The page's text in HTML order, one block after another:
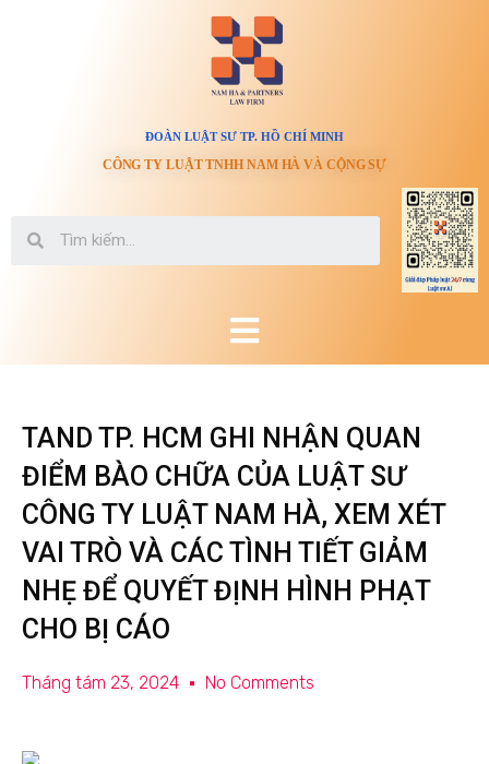
ĐOÀN LUẬT SƯ TP. HỒ CHÍ MINH
CÔNG TY LUẬT TNHH NAM HÀ VÀ CỘNG SỰ
TAND TP. HCM GHI NHẬN QUAN
ĐIỂM BÀO CHỮA CỦA LUẬT SƯ
CÔNG TY LUẬT NAM HÀ, XEM XÉT
VAI TRÒ VÀ CÁC TÌNH TIẾT GIẢM
NHẸ ĐỂ QUYẾT ĐỊNH HÌNH PHẠT
CHO BỊ CÁO
Tháng tám 23, 2024 No Comments